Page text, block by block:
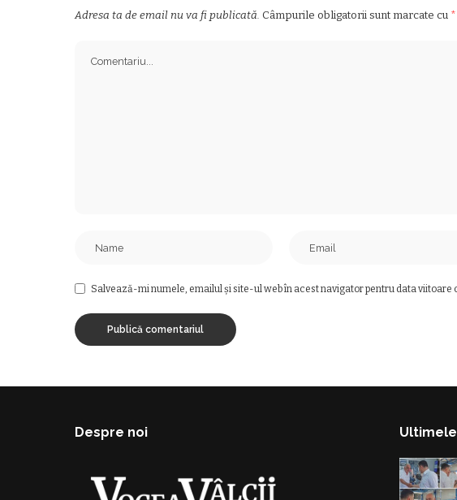
Adresa ta de email nu va fi publicată. Câmpurile obligatorii sunt marcate cu *
Salvează-mi numele, emailul și site-ul web în acest navigator pentru data viitoare
Despre noi